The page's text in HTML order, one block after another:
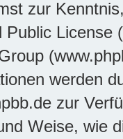
zur
Public License
werden
zur
Weise, wie